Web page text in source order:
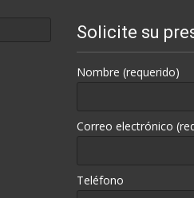
Solicite su
Nombre (requerido)
Correo electrónico
Teléfono